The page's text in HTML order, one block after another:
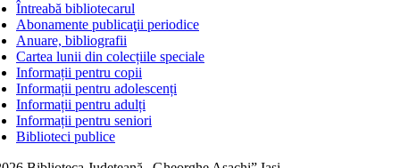
Întreabă bibliotecarul
Abonamente publicaţii periodice
Anuare, bibliografii
Cartea lunii din colecțiile speciale
Informații pentru copii
Informații pentru adolescenți
Informații pentru adulți
Informații pentru seniori
Biblioteci publice